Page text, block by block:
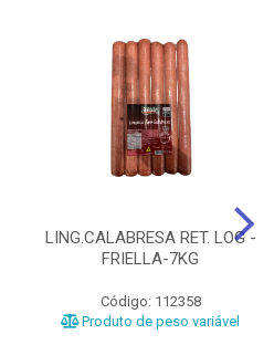
LING.CALABRESA RET. LOG -
FRIELLA-7KG
Código: 112358
Produto de peso variável